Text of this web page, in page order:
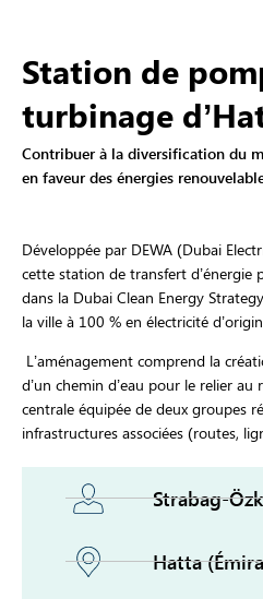
Station de
turbinage
Contribuer à la diversification du
en faveur des énergies
Développée par DEWA (Dubai
cette station de transfert d’énergie
dans la Dubai Clean Energy
la ville à 100 % en électricité
L’aménagement comprend la
d’un chemin d’eau pour le relier au
centrale équipée de deux groupes
infrastructures associées (routes,
Strabag-
Hatta